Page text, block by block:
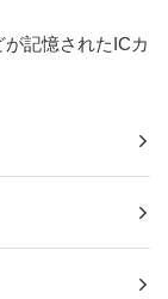
記憶されたICカ